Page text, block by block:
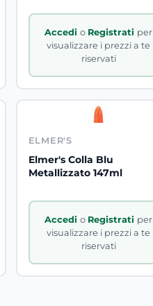
Accedio Registrati per
visualizzare i prezzi a te
riservati
ELMER'S
Elmer's Colla Blu
Metallizzato 147ml
Accedio Registrati per
visualizzare i prezzi a te
riservati